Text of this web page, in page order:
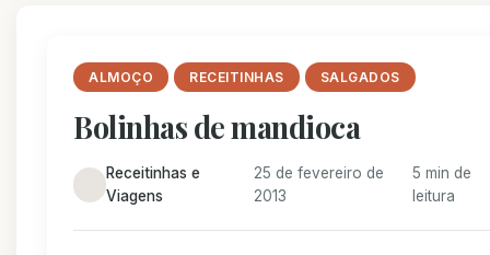
ALMOÇO RECEITINHAS SALGADOS
Bolinhas de mandioca
Receitinhas e
Viagens
25 de fevereiro de
2013
5 min de
leitura